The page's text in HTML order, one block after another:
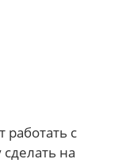
работать с
на